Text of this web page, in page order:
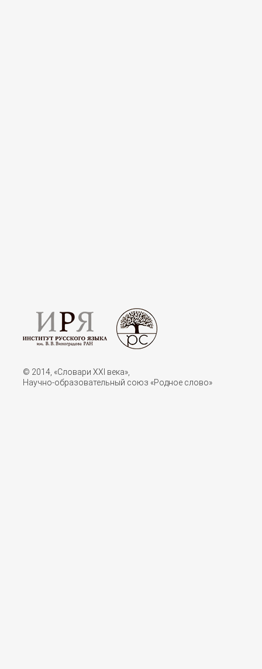
© 2014, «Словари XXI векa»,
Научно-образовательный союз «Родное слово»